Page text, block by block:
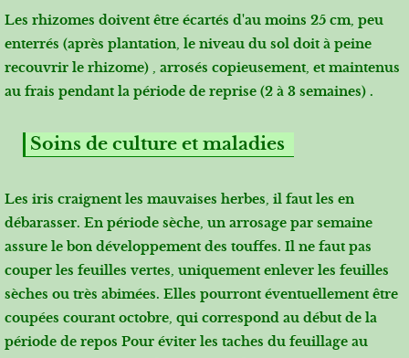
Les rhizomes doivent être écartés d'au moins 25 cm, peu
enterrés (après plantation, le niveau du sol doit à peine
recouvrir le rhizome) , arrosés copieusement, et maintenus
au frais pendant la période de reprise (2 à 3 semaines) .
Soins de culture et maladies
Les iris craignent les mauvaises herbes, il faut les en
débarasser. En période sèche, un arrosage par semaine
assure le bon développement des touffes. Il ne faut pas
couper les feuilles vertes, uniquement enlever les feuilles
sèches ou très abimées. Elles pourront éventuellement être
coupées courant octobre, qui correspond au début de la
période de repos Pour éviter les taches du feuillage au